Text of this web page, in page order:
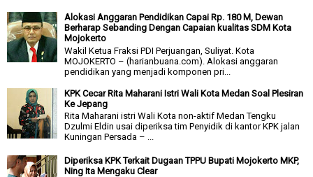
Alokasi Anggaran Pendidikan Capai Rp. 180 M, Dewan
Berharap Sebanding Dengan Capaian kualitas SDM Kota
Mojokerto
Wakil Ketua Fraksi PDI Perjuangan, Suliyat. Kota
MOJOKERTO – (harianbuana.com). Alokasi anggaran
pendidikan yang menjadi komponen pri...
KPK Cecar Rita Maharani Istri Wali Kota Medan Soal Plesiran
Ke Jepang
Rita Maharani istri Wali Kota non-aktif Medan Tengku
Dzulmi Eldin usai diperiksa tim Penyidik di kantor KPK jalan
Kuningan Persada – ...
Diperiksa KPK Terkait Dugaan TPPU Bupati Mojokerto MKP,
Ning Ita Mengaku Clear